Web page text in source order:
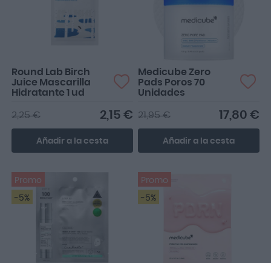
Round Lab Birch
Juice Mascarilla
Hidratante 1 ud
2,15 €
2,25 €
Añadir a la cesta
Medicube Zero
Pads Poros 70
Unidades
17,80 €
21,95 €
Añadir a la cesta
Promo
-5%
Promo
-5%